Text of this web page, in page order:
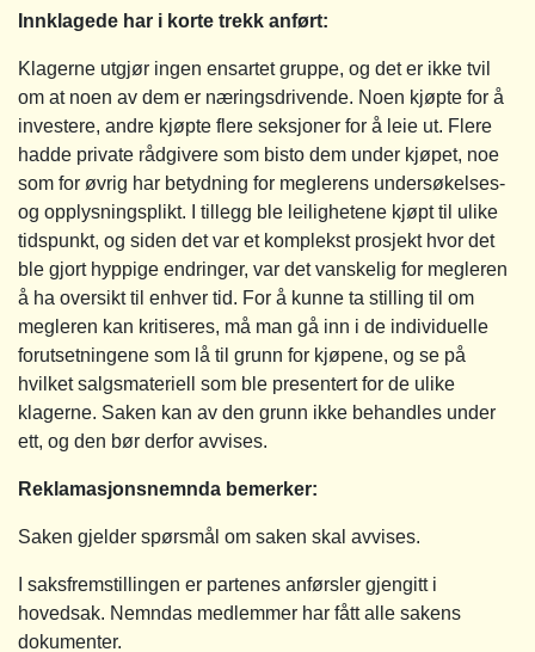
Innklagede har i korte trekk anført:
Klagerne utgjør ingen ensartet gruppe, og det er ikke tvil
om at noen av dem er næringsdrivende. Noen kjøpte for å
investere, andre kjøpte flere seksjoner for å leie ut. Flere
hadde private rådgivere som bisto dem under kjøpet, noe
som for øvrig har betydning for meglerens undersøkelses-
og opplysningsplikt. I tillegg ble leilighetene kjøpt til ulike
tidspunkt, og siden det var et komplekst prosjekt hvor det
ble gjort hyppige endringer, var det vanskelig for megleren
å ha oversikt til enhver tid. For å kunne ta stilling til om
megleren kan kritiseres, må man gå inn i de individuelle
forutsetningene som lå til grunn for kjøpene, og se på
hvilket salgsmateriell som ble presentert for de ulike
klagerne. Saken kan av den grunn ikke behandles under
ett, og den bør derfor avvises.
Reklamasjonsnemnda bemerker:
Saken gjelder spørsmål om saken skal avvises.
I saksfremstillingen er partenes anførsler gjengitt i
hovedsak. Nemndas medlemmer har fått alle sakens
dokumenter.